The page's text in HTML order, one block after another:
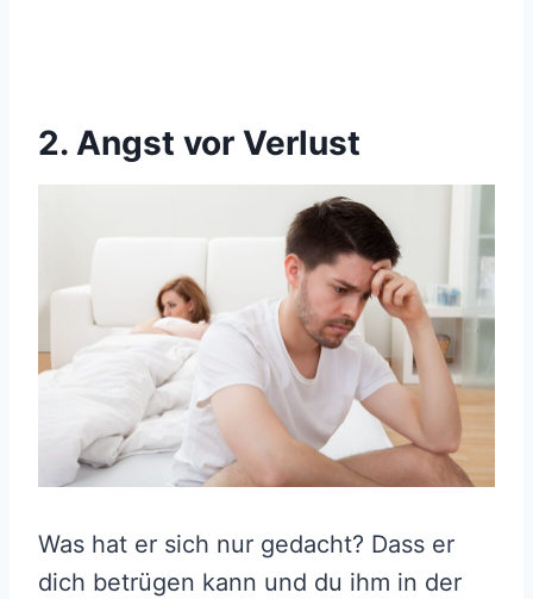
2. Angst vor Verlust
Was hat er sich nur gedacht? Dass er
dich betrügen kann und du ihm in der